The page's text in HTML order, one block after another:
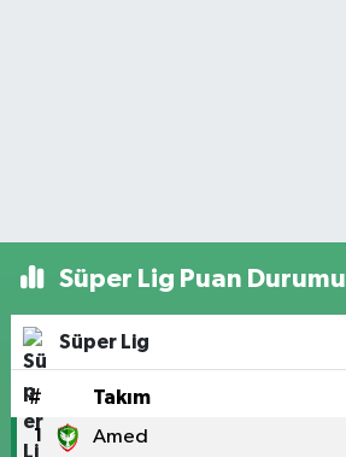
Süper Lig Puan Durumu
Süper Lig
# Takım
1 Amed